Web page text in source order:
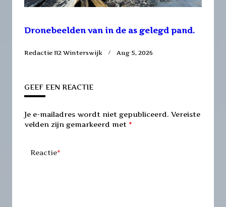
Dronebeelden van in de as gelegd pand.
Redactie 112 Winterswijk Aug 5, 2026
GEEF EEN REACTIE
Je e-mailadres wordt niet gepubliceerd. Vereiste
velden zijn gemarkeerd met *
Reactie*